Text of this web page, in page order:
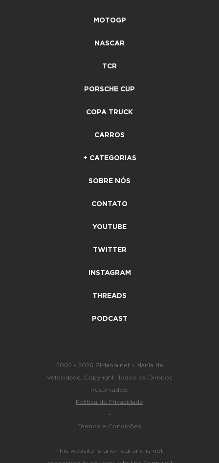
MOTOGP
NASCAR
TCR
PORSCHE CUP
COPA TRUCK
CARROS
+ CATEGORIAS
SOBRE NÓS
CONTATO
YOUTUBE
TWITTER
INSTAGRAM
THREADS
PODCAST
2002 - 2026 F1Mania.net - Mania de
Velocidade. Copyright. Todos os Direitos
Reservados.
Política de Privacidade
-
Termos e Condições
This website is unofficial and is not